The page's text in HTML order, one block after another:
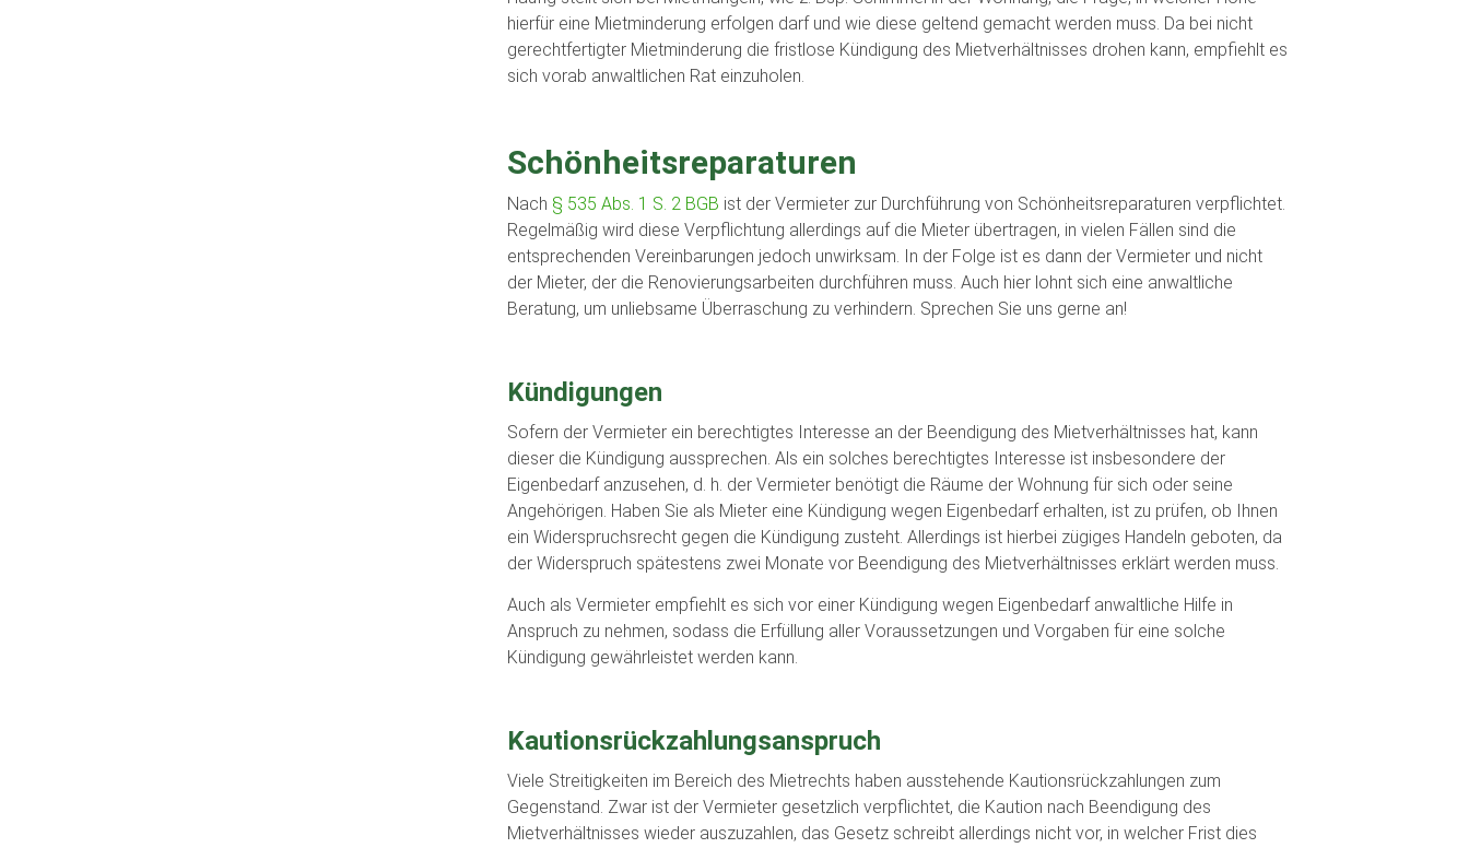
hierfür eine Mietminderung erfolgen darf und wie diese geltend gemacht werden muss. Da bei nicht
gerechtfertigter Mietminderung die fristlose Kündigung des Mietverhältnisses drohen kann, empfiehlt es
sich vorab anwaltlichen Rat einzuholen.
Schönheitsreparaturen
Nach § 535 Abs. 1 S. 2 BGB ist der Vermieter zur Durchführung von Schönheitsreparaturen verpflichtet.
Regelmäßig wird diese Verpflichtung allerdings auf die Mieter übertragen, in vielen Fällen sind die
entsprechenden Vereinbarungen jedoch unwirksam. In der Folge ist es dann der Vermieter und nicht
der Mieter, der die Renovierungsarbeiten durchführen muss. Auch hier lohnt sich eine anwaltliche
Beratung, um unliebsame Überraschung zu verhindern. Sprechen Sie uns gerne an!
Kündigungen
Sofern der Vermieter ein berechtigtes Interesse an der Beendigung des Mietverhältnisses hat, kann
dieser die Kündigung aussprechen. Als ein solches berechtigtes Interesse ist insbesondere der
Eigenbedarf anzusehen, d. h. der Vermieter benötigt die Räume der Wohnung für sich oder seine
Angehörigen. Haben Sie als Mieter eine Kündigung wegen Eigenbedarf erhalten, ist zu prüfen, ob Ihnen
ein Widerspruchsrecht gegen die Kündigung zusteht. Allerdings ist hierbei zügiges Handeln geboten, da
der Widerspruch spätestens zwei Monate vor Beendigung des Mietverhältnisses erklärt werden muss.
Auch als Vermieter empfiehlt es sich vor einer Kündigung wegen Eigenbedarf anwaltliche Hilfe in
Anspruch zu nehmen, sodass die Erfüllung aller Voraussetzungen und Vorgaben für eine solche
Kündigung gewährleistet werden kann.
Kautionsrückzahlungsanspruch
Viele Streitigkeiten im Bereich des Mietrechts haben ausstehende Kautionsrückzahlungen zum
Gegenstand. Zwar ist der Vermieter gesetzlich verpflichtet, die Kaution nach Beendigung des
Mietverhältnisses wieder auszuzahlen, das Gesetz schreibt allerdings nicht vor, in welcher Frist dies